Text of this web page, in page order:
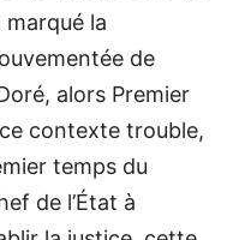
marqué la
de
alors Premier
contexte trouble,
temps du
de l’État à